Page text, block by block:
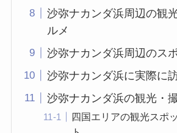
沙弥ナカンダ浜周辺の観
ルメ
沙弥ナカンダ浜周辺のス
沙弥ナカンダ浜に実際に
沙弥ナカンダ浜の観光・
四国エリアの観光スポ